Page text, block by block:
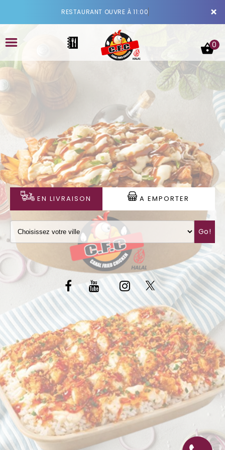
×
RESTAURANT OUVRE À 11:00
LA CARTE
VOTRE COMPTE
NOTRE RESTAURANT
VOS AVIS
MENTIONS LÉGALES
C.G.V
0
EN LIVRAISON A EMPORTER
Go!